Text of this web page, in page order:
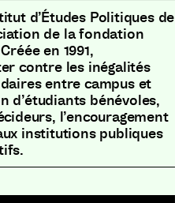
d’Études Politiques de
de la fondation
en 1991,
contre les inégalités
entre campus et
d’étudiants bénévoles,
l’encouragement
institutions publiques